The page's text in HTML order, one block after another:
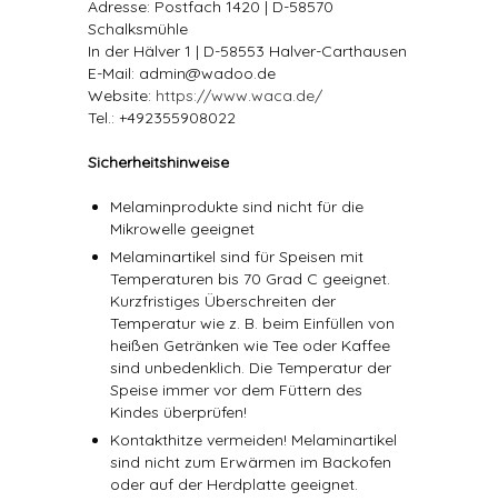
Adresse: Postfach 1420 | D-58570
Schalksmühle
In der Hälver 1 | D-58553 Halver-Carthausen
E-Mail: admin@wadoo.de
Website: https://www.waca.de/
Tel.: +492355908022
Sicherheitshinweise
Melaminprodukte sind nicht für die
Mikrowelle geeignet
Melaminartikel sind für Speisen mit
Temperaturen bis 70 Grad C geeignet.
Kurzfristiges Überschreiten der
Temperatur wie z. B. beim Einfüllen von
heißen Getränken wie Tee oder Kaffee
sind unbedenklich. Die Temperatur der
Speise immer vor dem Füttern des
Kindes überprüfen!
Kontakthitze vermeiden! Melaminartikel
sind nicht zum Erwärmen im Backofen
oder auf der Herdplatte geeignet.